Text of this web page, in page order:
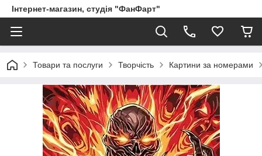
Інтернет-магазин, студія "ФанФарт"
Товари та послуги Творчість Картини за номерами